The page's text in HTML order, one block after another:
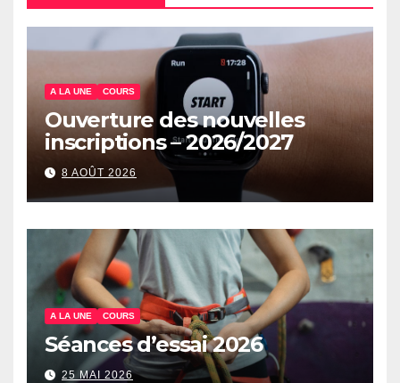
A LA UNE COURS
Ouverture des nouvelles
inscriptions – 2026/2027
8 AOÛT 2026
A LA UNE COURS
Séances d’essai 2026
25 MAI 2026